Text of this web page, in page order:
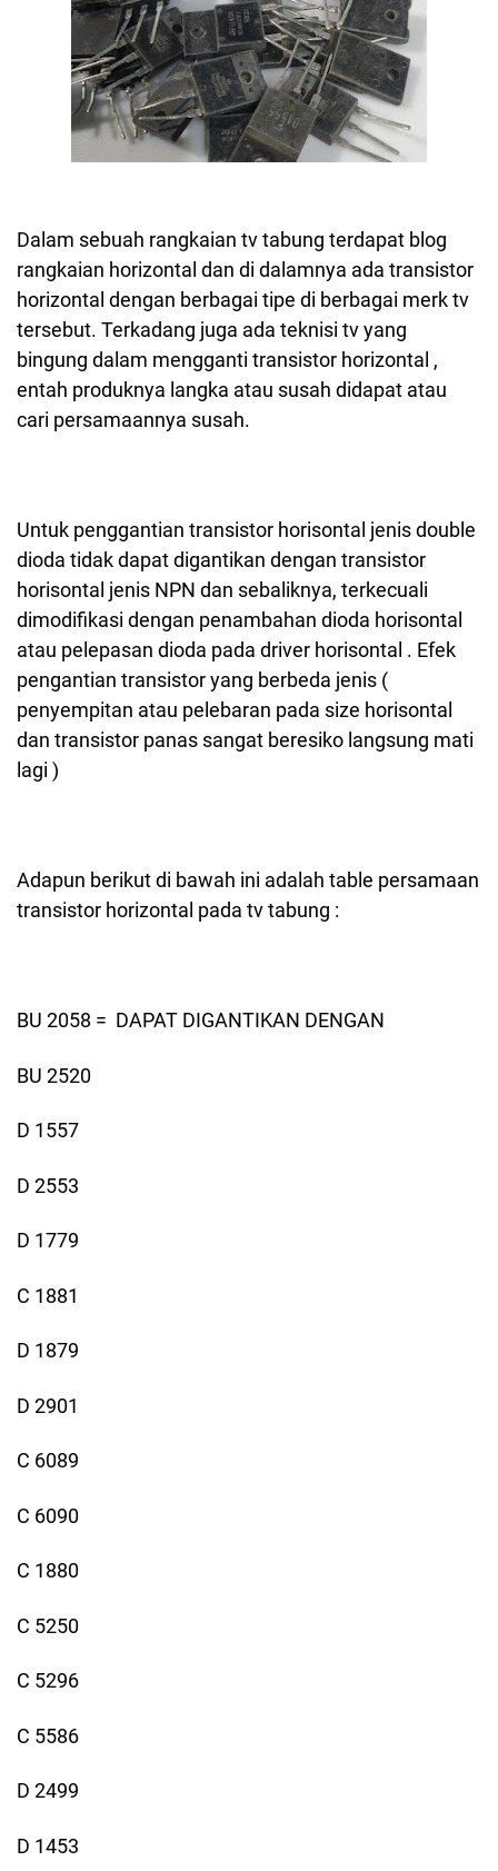
Dalam sebuah rangkaian tv tabung terdapat blog
rangkaian horizontal dan di dalamnya ada transistor
horizontal dengan berbagai tipe di berbagai merk tv
tersebut. Terkadang juga ada teknisi tv yang
bingung dalam mengganti transistor horizontal ,
entah produknya langka atau susah didapat atau
cari persamaannya susah.
Untuk penggantian transistor horisontal jenis double
dioda tidak dapat digantikan dengan transistor
horisontal jenis NPN dan sebaliknya, terkecuali
dimodifikasi dengan penambahan dioda horisontal
atau pelepasan dioda pada driver horisontal . Efek
pengantian transistor yang berbeda jenis (
penyempitan atau pelebaran pada size horisontal
dan transistor panas sangat beresiko langsung mati
lagi )
Adapun berikut di bawah ini adalah table persamaan
transistor horizontal pada tv tabung :
BU 2058 = DAPAT DIGANTIKAN DENGAN
BU 2520
D 1557
D 2553
D 1779
C 1881
D 1879
D 2901
C 6089
C 6090
C 1880
C 5250
C 5296
C 5586
D 2499
D 1453